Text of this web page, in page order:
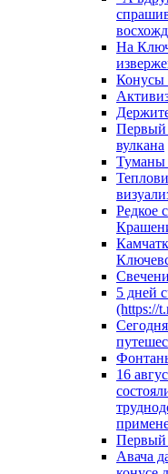
На
Конусы
Первый
вулкана
Туманы
Редкое
5 дней
(https://
16
Первый
Авача